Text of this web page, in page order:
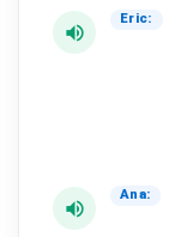
volume_up
Eric:
volume_up
Ana: